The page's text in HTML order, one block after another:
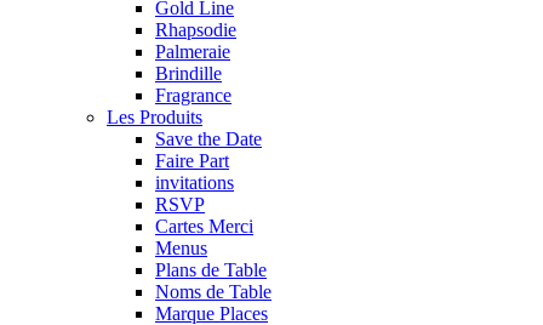
Gold Line
Rhapsodie
Palmeraie
Brindille
Fragrance
Les Produits
Save the Date
Faire Part
invitations
RSVP
Cartes Merci
Menus
Plans de Table
Noms de Table
Marque Places